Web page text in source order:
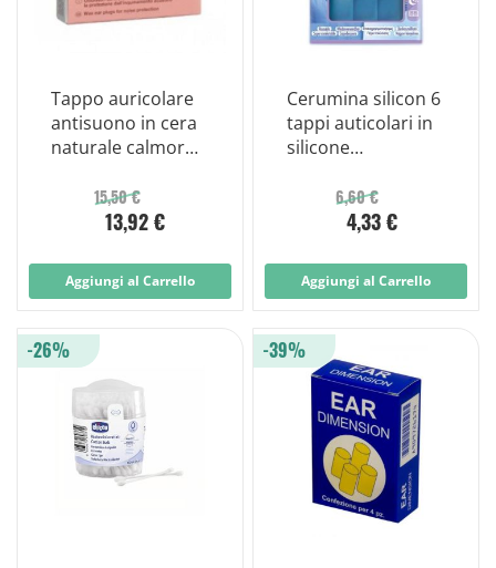
Tappo auricolare
antisuono in cera
naturale calmor
15,50 €
13,92 €
Aggiungi al Carrello
Cerumina silicon 6
tappi auticolari in
silicone
6,60 €
4,33 €
Aggiungi al Carrello
-26% -39%